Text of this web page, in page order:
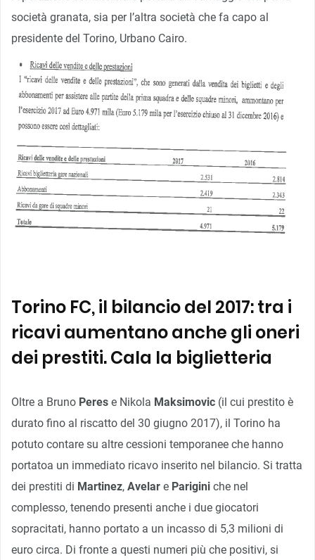
società granata, sia per l’altra società che fa capo al
presidente del Torino, Urbano Cairo.
Torino FC, il bilancio del 2017: tra i
ricavi aumentano anche gli oneri
dei prestiti. Cala la biglietteria
Oltre a Bruno Peres e Nikola Maksimovic (il cui prestito è
durato fino al riscatto del 30 giugno 2017), il Torino ha
potuto contare su altre cessioni temporanee che hanno
portatoa un immediato ricavo inserito nel bilancio. Si tratta
dei prestiti di Martinez, Avelar e Parigini che nel
complesso, tenendo presenti anche i due giocatori
sopracitati, hanno portato a un incasso di 5,3 milioni di
euro circa. Di fronte a questi numeri più che positivi, si